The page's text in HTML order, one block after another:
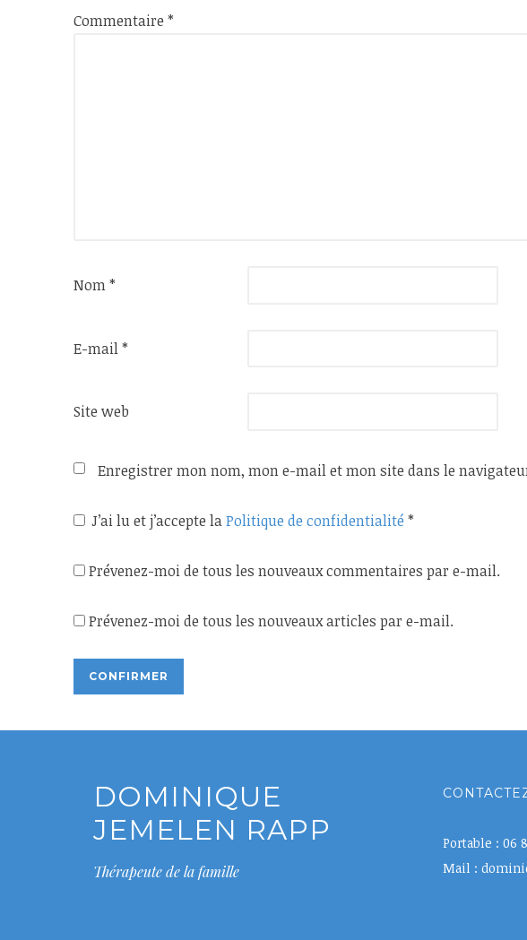
Commentaire *
Nom*
E-mail*
Site web
Enregistrer mon nom, mon e-mail et mon site dans le
J’ai lu et j’accepte laPolitique de confidentialité *
Prévenez-moi de tous les nouveaux commentaires par e-mail.
Prévenez-moi de tous les nouveaux articles par e-mail.
DOMINIQUE
JEMELEN RAPP
Thérapeute de la famille
Portable : 06
Mail :